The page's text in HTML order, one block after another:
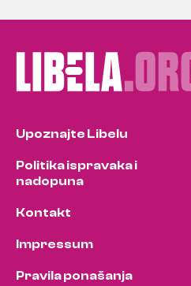
Upoznajte Libelu
Politika ispravaka i
nadopuna
Kontakt
Impressum
Pravila ponašanja